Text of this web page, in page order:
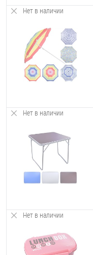
Нет в наличии
Нет в наличии
Нет в наличии